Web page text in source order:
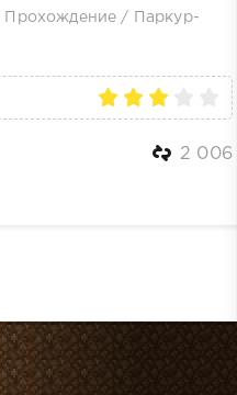
Прохождение /
Паркур-
2 006